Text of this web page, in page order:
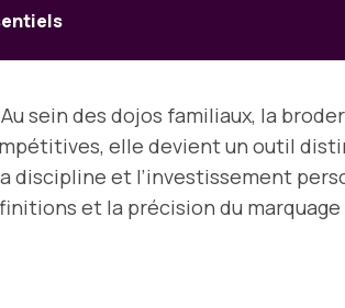
sein des dojos familiaux, la
elle devient un outil
discipline et l’investissement
et la précision du marquage